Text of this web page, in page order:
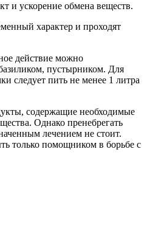
и ускорение обмена веществ.
характер и проходят
действие можно
пустырником. Для
следует пить не менее 1 литра
содержащие необходимые
Однако пренебрегать
лечением не стоит.
только помощником в борьбе с